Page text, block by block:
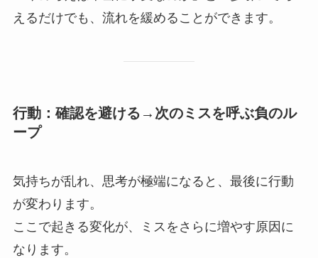
えるだけでも、流れを緩めることができます。
行動：確認を避ける→次のミスを呼ぶ負のル
ープ
気持ちが乱れ、思考が極端になると、最後に行動
が変わります。
ここで起きる変化が、ミスをさらに増やす原因に
なります。